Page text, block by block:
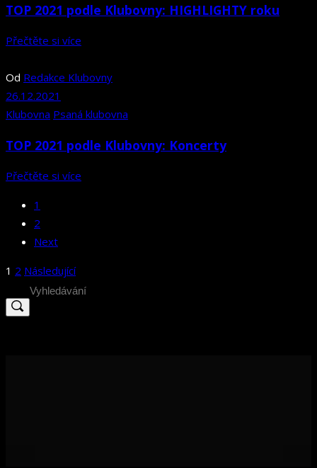
TOP 2021 podle Klubovny: HIGHLIGHTY roku
Přečtěte si více
Od Redakce Klubovny
26.12.2021
Klubovna Psaná klubovna
TOP 2021 podle Klubovny: Koncerty
Přečtěte si více
1
2
Next
Stránkování
příspěvků
1 2 Následující
Search
for: